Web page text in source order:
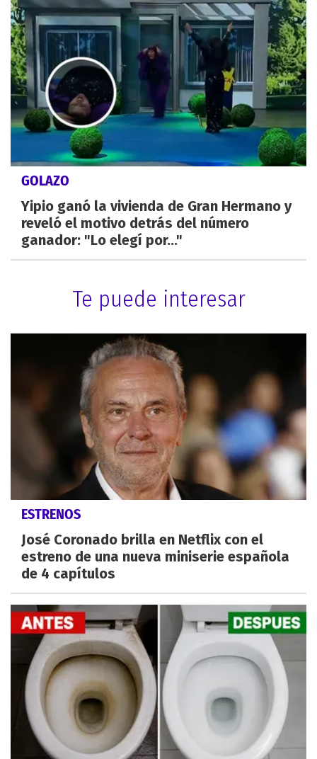
GOLAZO
Yipio ganó la vivienda de Gran Hermano y
reveló el motivo detrás del número
ganador: "Lo elegí por..."
Te puede interesar
ESTRENOS
José Coronado brilla en Netflix con el
estreno de una nueva miniserie española
de 4 capítulos